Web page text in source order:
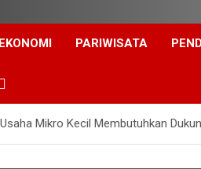
EKONOMI PARIWISATA
Mikro Kecil Membutuhkan